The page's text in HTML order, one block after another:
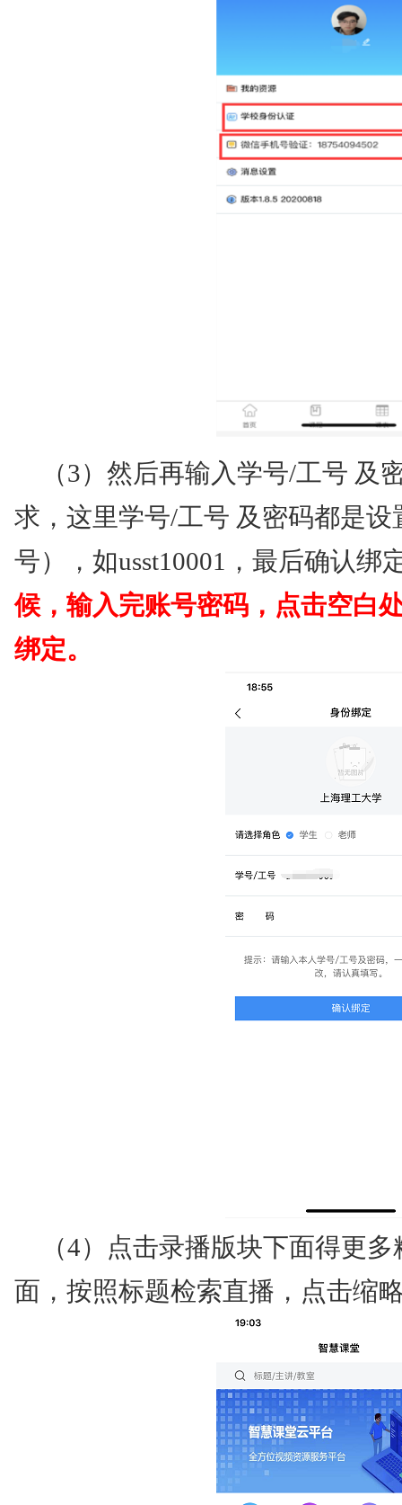
（3）然后再输入学号/工号 及
求，这里学号/工号 及密码都是设
号），如usst10001，最后确认绑
候，输入完账号密码，点击空白
绑定。
（4）点击录播版块下面得更
面，按照标题检索直播，点击缩